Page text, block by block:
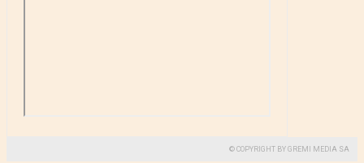
© COPYRIGHT BY GREMI MEDIA SA